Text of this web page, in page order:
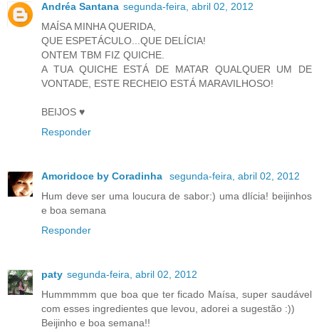
Andréa Santana segunda-feira, abril 02, 2012
MAÍSA MINHA QUERIDA,
QUE ESPETÁCULO...QUE DELÍCIA!
ONTEM TBM FIZ QUICHE.
A TUA QUICHE ESTÁ DE MATAR QUALQUER UM DE
VONTADE, ESTE RECHEIO ESTÁ MARAVILHOSO!
BEIJOS ♥
Responder
Amoridoce by Coradinha
segunda-feira, abril 02, 2012
Hum deve ser uma loucura de sabor:) uma dlícia! beijinhos
e boa semana
Responder
paty segunda-feira, abril 02, 2012
Hummmmm que boa que ter ficado Maísa, super saudável
com esses ingredientes que levou, adorei a sugestão :))
Beijinho e boa semana!!